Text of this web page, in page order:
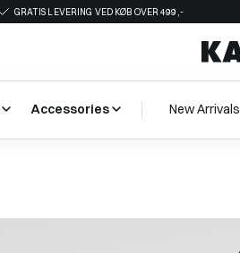
GRATIS LEVERING VED KØB OVER 499,-
Accessories New Arrivals